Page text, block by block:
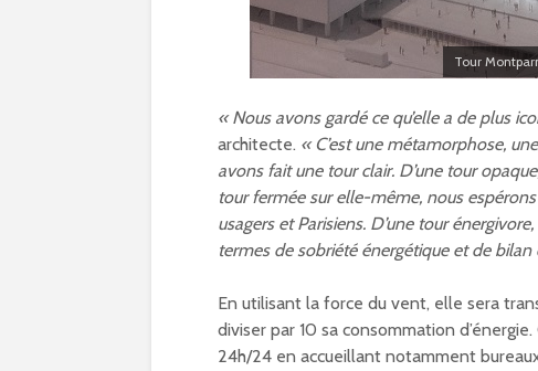
Tour
« Nous avons gardé ce qu’elle a de plus
architecte. « C’est une métamorphose,
avons fait une tour clair. D’une tour
tour fermée sur elle-même, nous
usagers et Parisiens. D’une tour
termes de sobriété énergétique et de bilan
En utilisant la force du vent, elle sera
diviser par 10 sa consommation
24h/24 en accueillant notamment